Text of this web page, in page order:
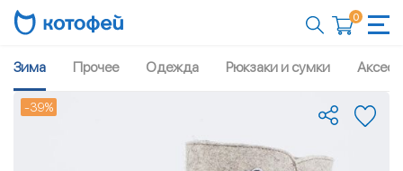
0
Зима Прочее Одежда Рюкзаки и сумки
-39%